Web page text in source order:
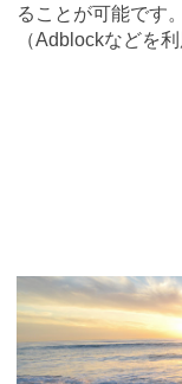
ることが可能です。
（Adblockなどを